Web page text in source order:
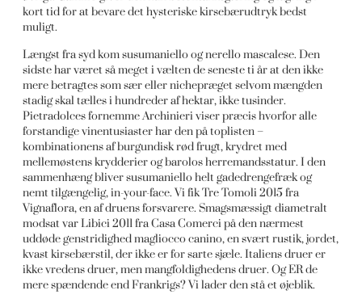
kort tid for at bevare det hysteriske kirsebærudtryk bedst
muligt.
Længst fra syd kom susumaniello og nerello mascalese. Den
sidste har været så meget i vælten de seneste ti år at den ikke
mere betragtes som sær eller nichepræget selvom mængden
stadig skal tælles i hundreder af hektar, ikke tusinder.
Pietradolces fornemme Archinieri viser præcis hvorfor alle
forstandige vinentusiaster har den på toplisten –
kombinationens af burgundisk rød frugt, krydret med
mellemøstens krydderier og barolos herremandsstatur. I den
sammenhæng bliver susumaniello helt gadedrengefræk og
nemt tilgængelig, in-your-face. Vi fik Tre Tomoli 2015 fra
Vignaflora, en af druens forsvarere. Smagsmæssigt diametralt
modsat var Libici 2011 fra Casa Comerci på den nærmest
uddøde genstridighed magliocco canino, en svært rustik, jordet,
kvast kirsebærstil, der ikke er for sarte sjæle. Italiens druer er
ikke vredens druer, men mangfoldighedens druer. Og ER de
mere spændende end Frankrigs? Vi lader den stå et øjeblik.